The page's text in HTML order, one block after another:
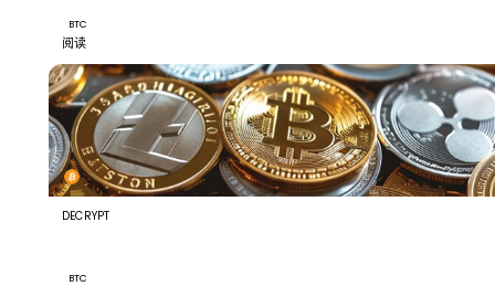
BTC
阅读
DECRYPT
BTC